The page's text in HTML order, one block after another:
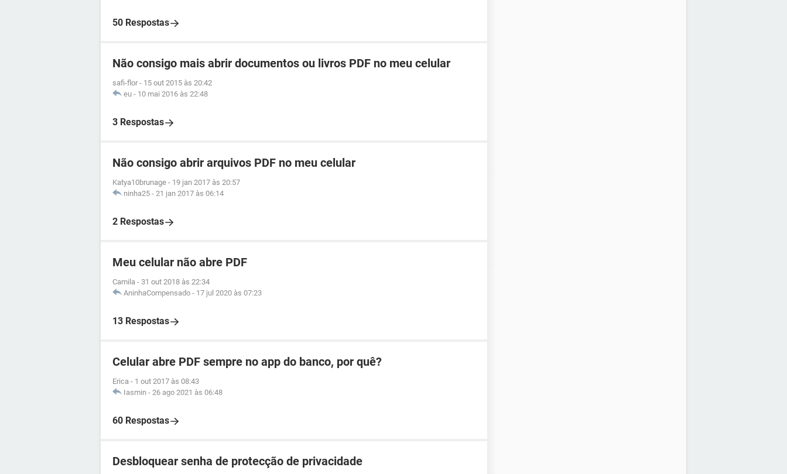
50 Respostas
Não consigo mais abrir documentos ou livros PDF no meu celular
safi-flor - 15 out 2015 às 20:42
eu - 10 mai 2016 às 22:48
3 Respostas
Não consigo abrir arquivos PDF no meu celular
Katya10brunage - 19 jan 2017 às 20:57
ninha25 - 21 jan 2017 às 06:14
2 Respostas
Meu celular não abre PDF
Camila - 31 out 2018 às 22:34
AninhaCompensado - 17 jul 2020 às 07:23
13 Respostas
Celular abre PDF sempre no app do banco, por quê?
Erica - 1 out 2017 às 08:43
Iasmin - 26 ago 2021 às 06:48
60 Respostas
Desbloquear senha de protecção de privacidade